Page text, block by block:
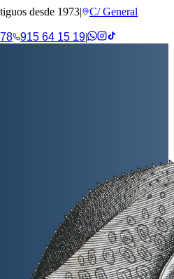
desde 1973|
C/ General
915 64 15 19|